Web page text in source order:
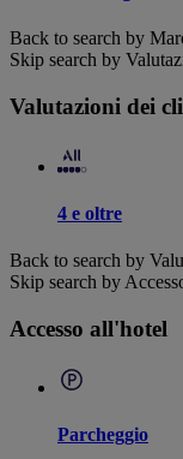
Back to search by
Skip search by
Valutazioni dei
4 e oltre
Back to search by
Skip search by
Accesso all'hotel
Parcheggio